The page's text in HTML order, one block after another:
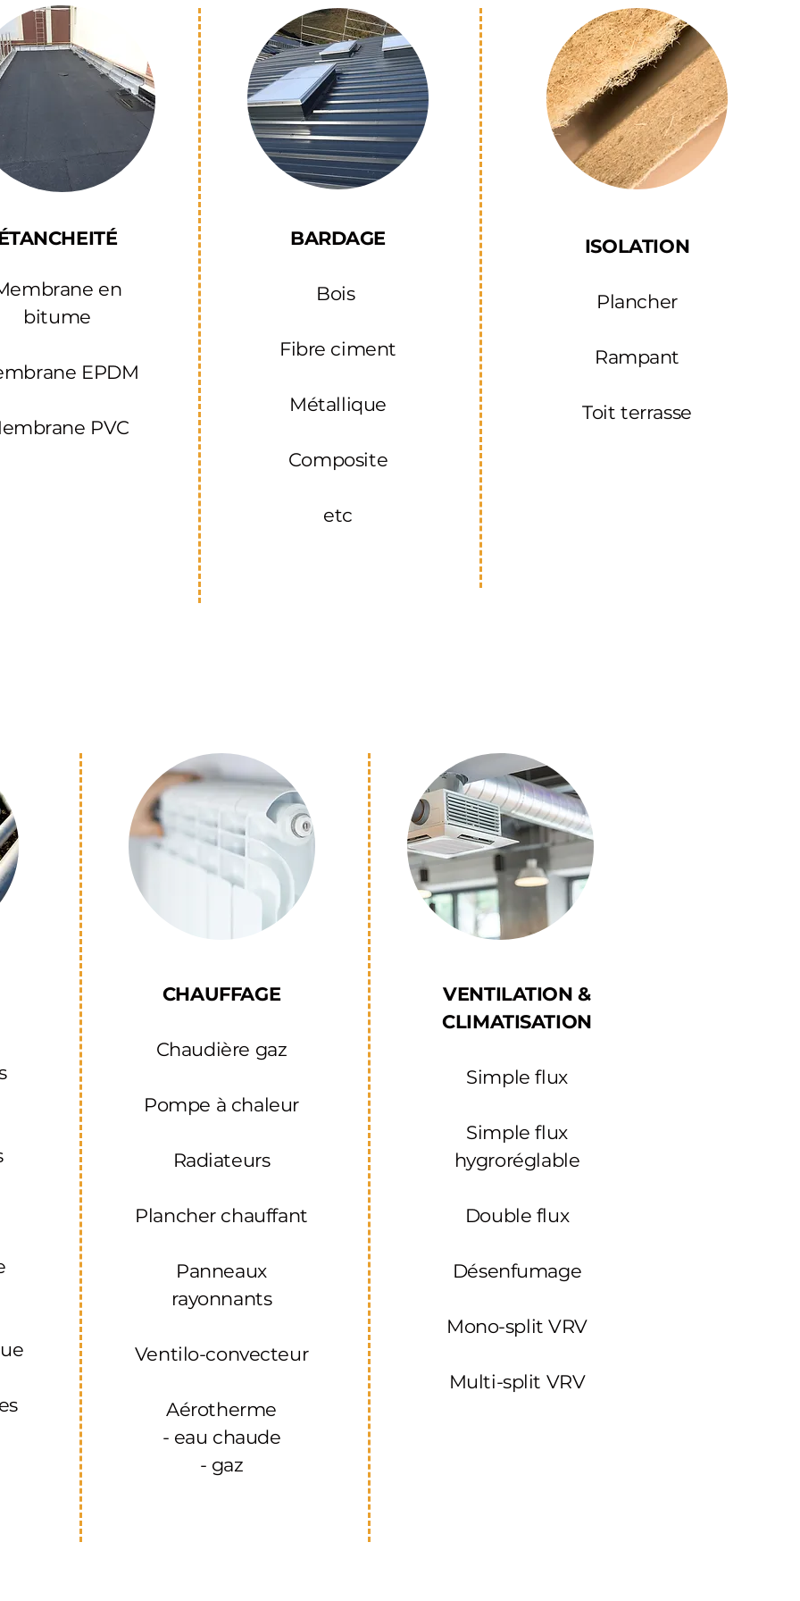
en
bitume
EPDM
PVC
BARDAGE​
Bois ​
Fibre ciment
Métallique
Composite
etc
ISOLATION
Plancher
Rampant
Toit terrasse
CHAUFFAGE
Chaudière gaz
Pompe à chaleur
Radiateurs
Plancher chauffant
Panneaux
rayonnants
Ventilo-convecteur
Aérotherme
- eau chaude
- gaz
VENTILATION &
CLIMATISATION
Simple flux
Simple flux
hygroréglable
Double flux
Désenfumage
Mono-split VRV
Multi-split VRV